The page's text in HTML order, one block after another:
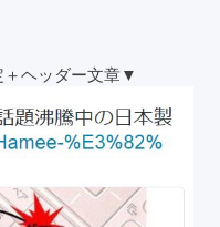
ヘッダー文章▼